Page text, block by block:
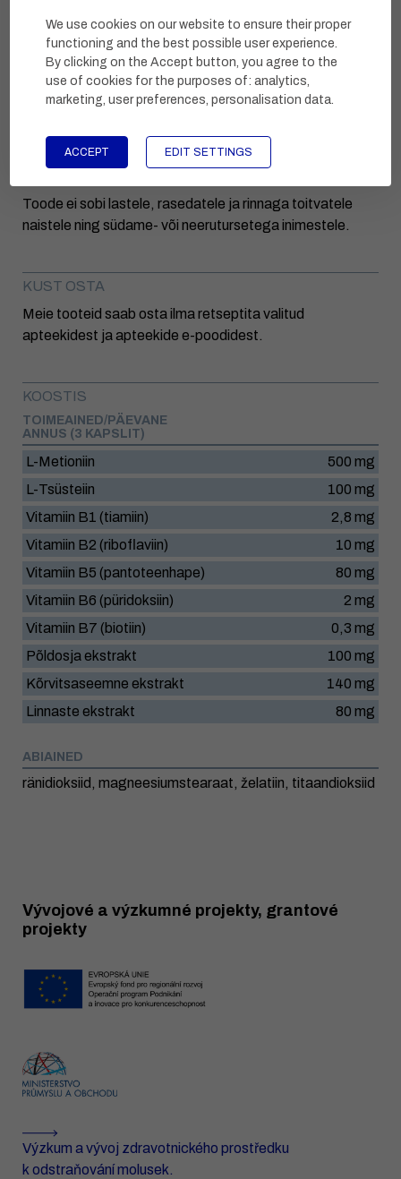
We use cookies on our website to ensure their proper
functioning and the best possible user experience.
By clicking on the Accept button, you agree to the
use of cookies for the purposes of:analytics,
marketing, user preferences, personalisation data
ACCEPT EDIT SETTINGS
KOOSTIS
TOIMEAINED/PÄEVANE
ANNUS (3 KAPSLIT)
L-Metioniin
500 mg
L-Tsüsteiin
100 mg
Vitamiin B1 (tiamiin)
2,8 mg
Vitamiin B2 (riboflaviin)
10 mg
Vitamiin B5 (pantoteenhape)
80 mg
Vitamiin B6 (püridoksiin)
2 mg
Vitamiin B7 (biotiin)
0,3 mg
Põldosja ekstrakt
100 mg
Kõrvitsaseemne ekstrakt
140 mg
Linnaste ekstrakt
80 mg
ABIAINED
ränidioksiid, magneesiumstearaat, želatiin, titaandioksiid
Hoida lastele kättesaamatus kohas.
Säilib:18 kuud
Toode ei ole ette nähtud kasutamiseks mitmekesise
toitumise asendajana.
Toode ei sobi lastele, rasedatele ja rinnaga toitvatele
naistele ning südame- või neerutursetega inimestele.
KUST OSTA
Meie tooteid saab osta ilma retseptita valitud
apteekidest ja apteekide e-poodidest.
Vývojové a výzkumné projekty, grantové
projekty
Výzkum a vývoj zdravotnického prostředku
k odstraňování molusek.